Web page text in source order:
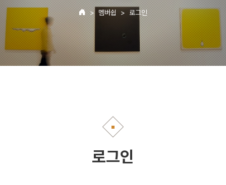
멤버쉽 로그인
로그인